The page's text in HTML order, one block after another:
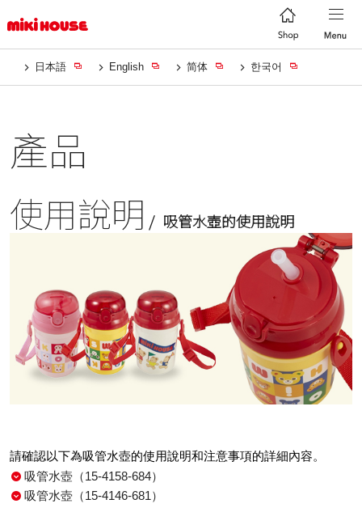
日本語 English 简体 한국어
產品
使用說明 吸管水壺的使用說明
請確認以下為吸管水壺的使用說明和注意事項的詳細內容。
吸管水壺（15-4158-684）
吸管水壺（15-4146-681）